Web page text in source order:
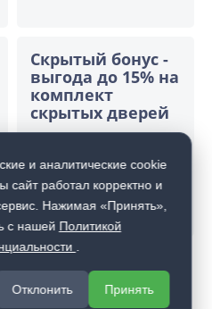
Скрытый бонус -
выгода до 15% на
комплект
скрытых дверей
и аналитические cookie
сайт работал корректно и
Нажимая «Принять»,
с нашей Политикой
Отклонить Принять